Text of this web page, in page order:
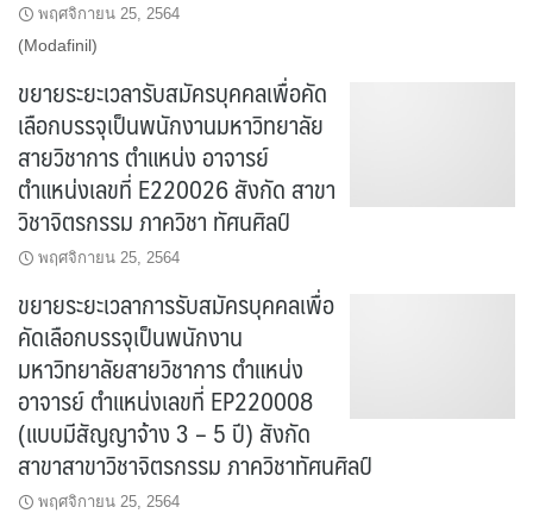
พฤศจิกายน 25, 2564
(Modafinil)
ขยายระยะเวลารับสมัครบุคคลเพื่อคัด
เลือกบรรจุเป็นพนักงานมหาวิทยาลัย
สายวิชาการ ตำแหน่ง อาจารย์
ตำแหน่งเลขที่ E220026 สังกัด สาขา
วิชาจิตรกรรม ภาควิชา ทัศนศิลป์
พฤศจิกายน 25, 2564
ขยายระยะเวลาการรับสมัครบุคคลเพื่อ
คัดเลือกบรรจุเป็นพนักงาน
มหาวิทยาลัยสายวิชาการ ตำแหน่ง
อาจารย์ ตำแหน่งเลขที่ EP220008
(แบบมีสัญญาจ้าง 3 – 5 ปี) สังกัด
สาขาสาขาวิชาจิตรกรรม ภาควิชาทัศนศิลป์
พฤศจิกายน 25, 2564